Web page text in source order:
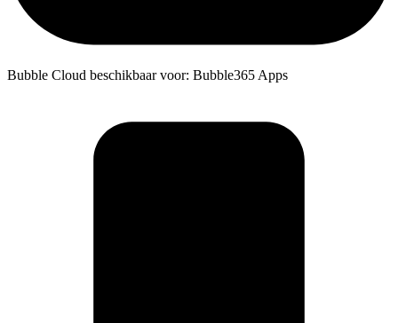
Bubble Cloud beschikbaar voor: Bubble365 Apps